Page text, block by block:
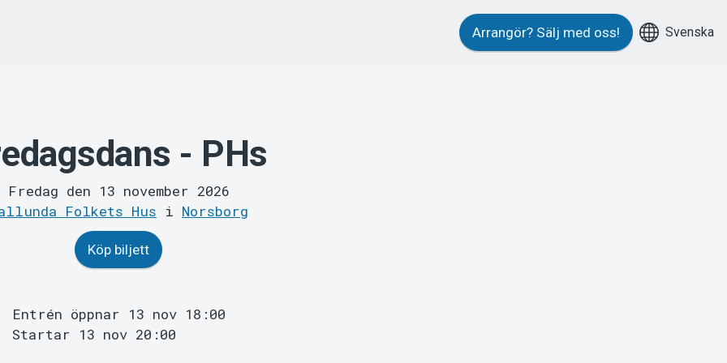
Arrangör? Sälj med oss! Svenska
- PHs
Fredag den 13 november 2026
Folkets Hus i Norsborg
Köp biljett
Entrén öppnar 13 nov 18:00
Startar 13 nov 20:00